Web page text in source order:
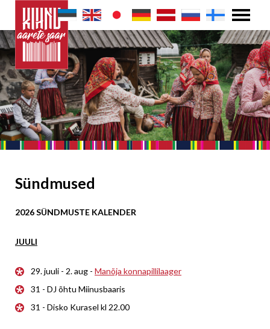
Sündmused
2026 SÜNDMUSTE KALENDER
JUULI
29. juuli - 2. aug - Manõja konnapillilaager
31 - DJ õhtu Miinusbaaris
31 - Disko Kurasel kl 22.00